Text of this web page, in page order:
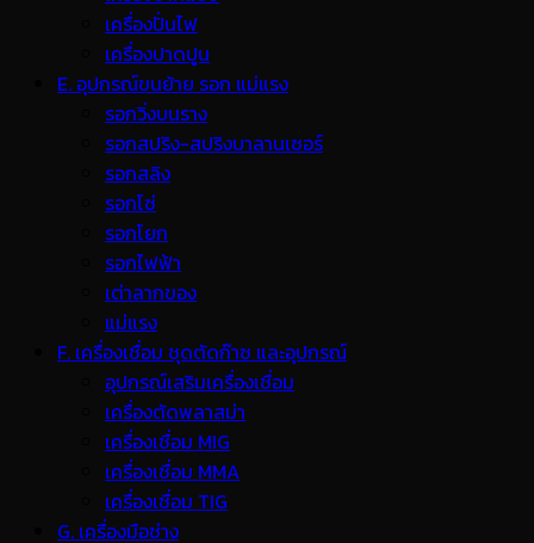
เครื่องปั่นไฟ
เครื่องปาดปูน
E. อุปกรณ์ขนย้าย รอก แม่แรง
รอกวิ่งบนราง
รอกสปริง-สปริงบาลานเซอร์
รอกสลิง
รอกโซ่
รอกโยก
รอกไฟฟ้า
เต่าลากของ
แม่แรง
F. เครื่องเชื่อม ชุดตัดก๊าซ และอุปกรณ์
อุปกรณ์เสริมเครื่องเชื่อม
เครื่องตัดพลาสม่า
เครื่องเชื่อม MIG
เครื่องเชื่อม MMA
เครื่องเชื่อม TIG
G. เครื่องมือช่าง